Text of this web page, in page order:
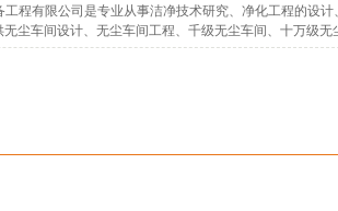
程有限公司是专业从事洁净技术研究、净化工程的设
尘车间设计、无尘车间工程、千级无尘车间、十万级无